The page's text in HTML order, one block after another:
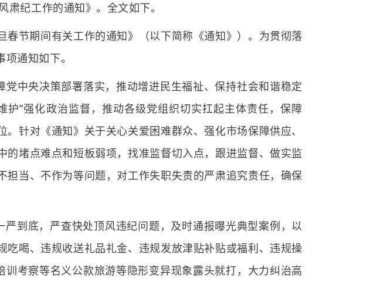
纪工作的通知》。全文如下。
节期间有关工作的通知》（以下简称《通知》）。为贯彻落
通知如下。
中央决策部署落实，推动增进民生福祉、保持社会和谐稳定
”强化政治监督，推动各级党组织切实扛起主体责任，保障
针对《通知》关于关心关爱困难群众、强化市场保障供应、
堵点难点和短板弱项，找准监督切入点，跟进监督、做实监
当、不作为等问题，对工作失职失责的严肃追究责任，确保
到底，严查快处顶风违纪问题，及时通报曝光典型案例，以
喝、违规收送礼品礼金、违规发放津贴补贴或福利、违规操
考察等名义公款旅游等隐形变异现象露头就打，大力纠治高